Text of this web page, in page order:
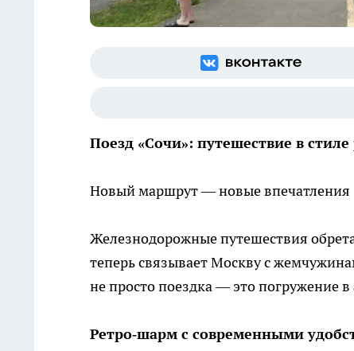
Поезд «Сочи»: путешествие в
Новый маршрут — новые впечатления
Железнодорожные путешествия
теперь связывает Москву с
не просто поездка — это погружение
Ретро‑шарм с современными